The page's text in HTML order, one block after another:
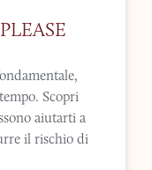
Scopri
aiutarti a
il rischio di